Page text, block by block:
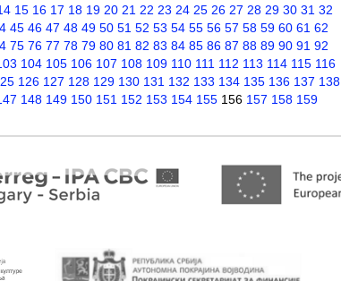
15 16 17 18 19 20 21 22 23 24 25 26 27 28 29 30 31 32
45 46 47 48 49 50 51 52 53 54 55 56 57 58 59 60 61 62
75 76 77 78 79 80 81 82 83 84 85 86 87 88 89 90 91 92
104 105 106 107 108 109 110 111 112 113 114 115 116
126 127 128 129 130 131 132 133 134 135 136 137 138
148 149 150 151 152 153 154 155 156 157 158 159